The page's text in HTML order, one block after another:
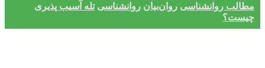
مطالب روانشناسی روان‌بیان روانشناسی تله آسیب پذیری
چیست؟